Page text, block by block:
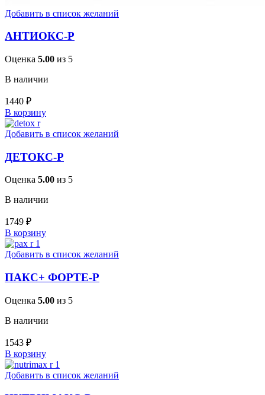
Добавить в список желаний
АНТИОКС-Р
Оценка 5.00 из 5
В наличии
1440 ₽
В корзину
Добавить в список желаний
ДЕТОКС-Р
Оценка 5.00 из 5
В наличии
1749 ₽
В корзину
Добавить в список желаний
ПАКС+ ФОРТЕ-Р
Оценка 5.00 из 5
В наличии
1543 ₽
В корзину
Добавить в список желаний